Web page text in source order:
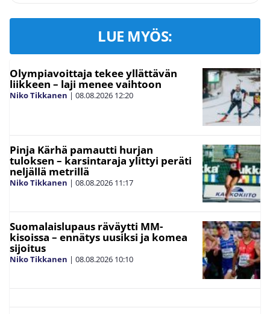
LUE MYÖS:
Olympiavoittaja tekee yllättävän
liikkeen – laji menee vaihtoon
Niko Tikkanen | 08.08.2026 12:20
Pinja Kärhä pamautti hurjan
tuloksen – karsintaraja ylittyi peräti
neljällä metrillä
Niko Tikkanen | 08.08.2026 11:17
Suomalaislupaus räväytti MM-
kisoissa – ennätys uusiksi ja komea
sijoitus
Niko Tikkanen | 08.08.2026 10:10